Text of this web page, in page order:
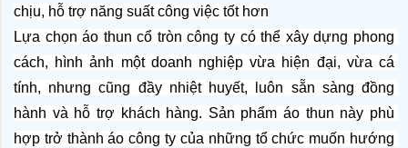
chịu, hỗ trợ năng suất công việc tốt hơn
Lựa chọn áo thun cổ tròn công ty có thể xây dựng phong
cách, hình ảnh một doanh nghiệp vừa hiện đại, vừa cá
tính, nhưng cũng đầy nhiệt huyết, luôn sẵn sàng đồng
hành và hỗ trợ khách hàng. Sản phẩm áo thun này phù
hợp trở thành áo công ty của những tổ chức muốn hướng